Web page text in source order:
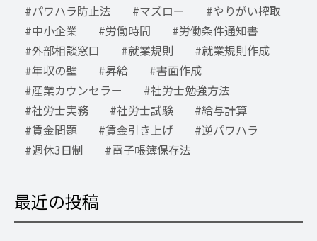
パワハラ防止法
マズロー
やりがい搾取
中小企業
労働時間
労働条件通知書
外部相談窓口
就業規則
就業規則作成
年収の壁
昇給
書面作成
産業カウンセラー
社労士勉強方法
社労士実務
社労士試験
給与計算
賃金問題
賃金引き上げ
逆パワハラ
週休3日制
電子帳簿保存法
最近の投稿